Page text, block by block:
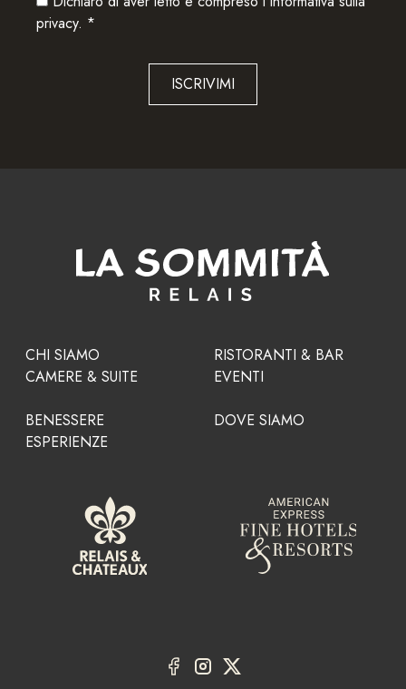
privacy. *
ISCRIVIMI
CHI SIAMO
CAMERE & SUITE
RISTORANTI & BAR
EVENTI
BENESSERE
ESPERIENZE
DOVE SIAMO